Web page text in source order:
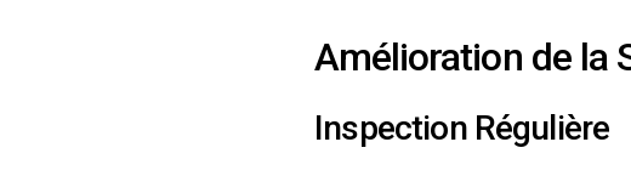
Amélioration de la
Inspection Régulière